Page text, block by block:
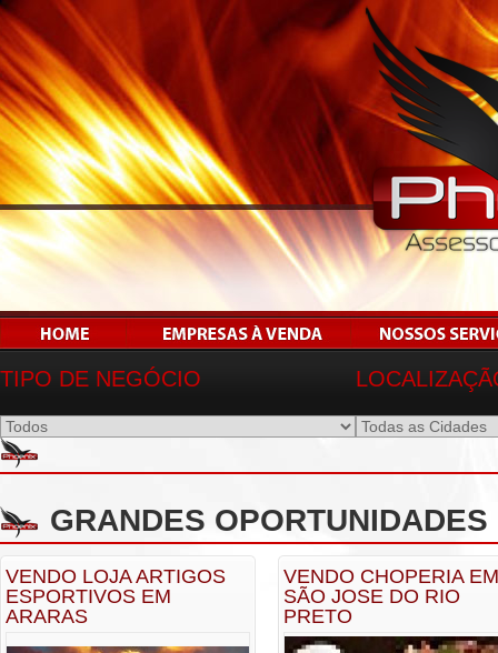
TIPO DE NEGÓCIO
GRANDES
VENDO LOJA ARTIGOS
ESPORTIVOS EM
ARARAS
VENDO CHOPERIA EM
SÃO JOSE DO RIO
PRETO